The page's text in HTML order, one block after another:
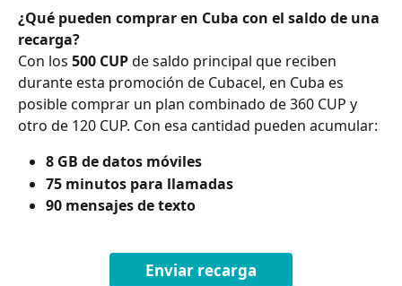
¿Qué pueden comprar en Cuba con el saldo de una
recarga?
Con los 500 CUP de saldo principal que reciben
durante esta promoción de Cubacel, en Cuba es
posible comprar un plan combinado de 360 CUP y
otro de 120 CUP. Con esa cantidad pueden acumular:
8 GB de datos móviles
75 minutos para llamadas
90 mensajes de texto
Enviar recarga